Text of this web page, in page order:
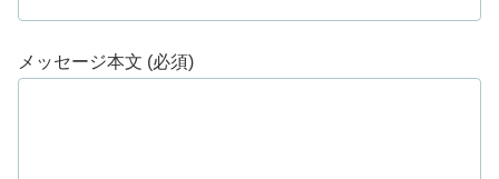
メッセージ本文 (必須)